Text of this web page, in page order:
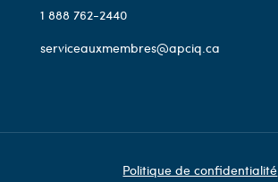
1 888 762-2440
serviceauxmembres@apciq.ca
Politique de confidentialité